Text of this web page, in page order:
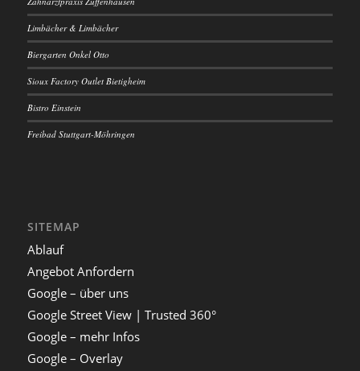
Limbächer & Limbächer
Biergarten Onkel Otto
Sioux Factory Outlet Bietigheim
Bistro Einstein
Freibad Stuttgart-Möhringen
SITEMAP
Ablauf
Angebot Anfordern
Google – über uns
Google Street View | Trusted 360°
Google – mehr Infos
Google – Overlay